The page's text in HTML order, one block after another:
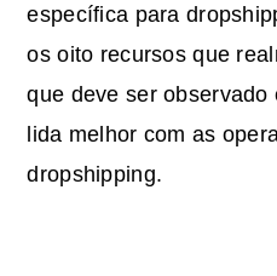
específica para
os oito recursos que
que deve ser observado
lida melhor com as
dropshipping.